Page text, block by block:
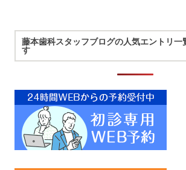
藤本歯科スタッフブログの人気エントリ一
す